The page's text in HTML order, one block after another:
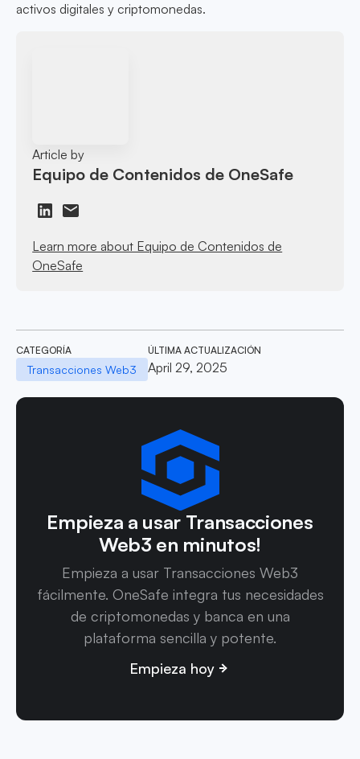
activos digitales y criptomonedas.
Article by
Equipo de Contenidos de OneSafe
Learn more about Equipo de Contenidos de
OneSafe
CATEGORÍA
Transacciones Web3
ÚLTIMA ACTUALIZACIÓN
April 29, 2025
Empieza a usar Transacciones
Web3 en minutos!
Empieza a usar Transacciones Web3
fácilmente. OneSafe integra tus necesidades
de criptomonedas y banca en una
plataforma sencilla y potente.
Empieza hoy